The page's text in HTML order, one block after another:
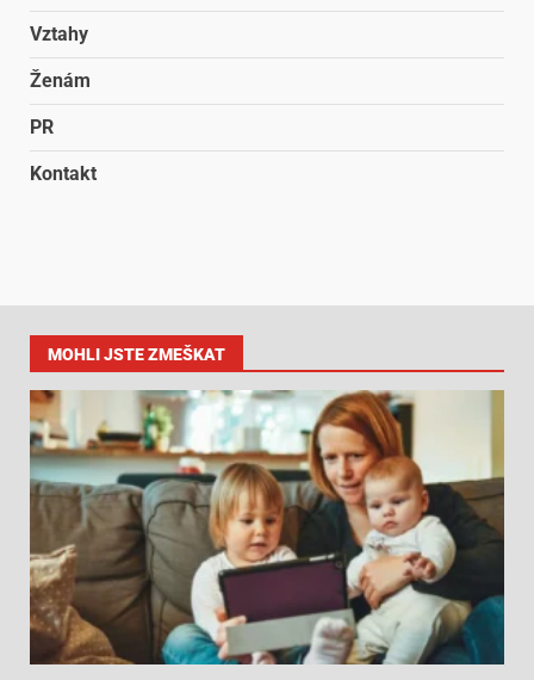
Vztahy
Ženám
PR
Kontakt
MOHLI JSTE ZMEŠKAT